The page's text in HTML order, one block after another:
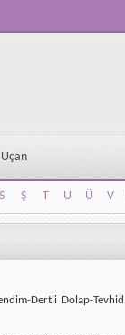
Uçan
S Ş T U Ü V
S Ş T U Ü V
Dertli Dolap-Tevhid